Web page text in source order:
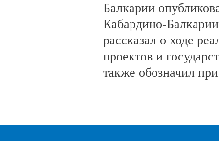
Балкарии
Кабардино-
рассказал о ходе
проектов и
также обозначил